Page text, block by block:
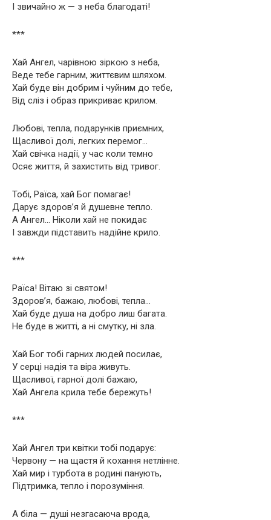
І звичайно ж — з неба благодаті!
***
Хай Ангел, чарівною зіркою з неба,
Веде тебе гарним, життєвим шляхом.
Хай буде він добрим і чуйним до тебе,
Від сліз і образ прикриває крилом.
Любові, тепла, подарунків приємних,
Щасливої долі, легких перемог…
Хай свічка надії, у час коли темно
Осяє життя, й захистить від тривог.
Тобі, Раїса, хай Бог помагає!
Дарує здоров’я й душевне тепло.
А Ангел… Ніколи хай не покидає
І завжди підставить надійне крило.
***
Раїса! Вітаю зі святом!
Здоров’я, бажаю, любові, тепла…
Хай буде душа на добро лиш багата.
Не буде в житті, а ні смутку, ні зла.
Хай Бог тобі гарних людей посилає,
У серці надія та віра живуть.
Щасливої, гарної долі бажаю,
Хай Ангела крила тебе бережуть!
***
Хай Ангел три квітки тобі подарує:
Червону — на щастя й кохання нетлінне.
Хай мир і турбота в родині панують,
Підтримка, тепло і порозуміння.
А біла — душі незгасаюча врода,